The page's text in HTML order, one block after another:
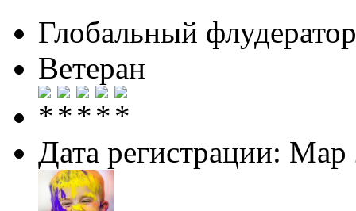
Глобальный флудератор
Ветеран
Дата регистрации: Мар